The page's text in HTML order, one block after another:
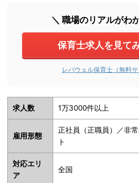
＼ 職場のリアルがわ
保育士求人を見て
レバウェル保育士（無料サ
求人数 1万3000件以上
雇用形態
正社員（正職員）／非
ト
対応エリ
ア
全国